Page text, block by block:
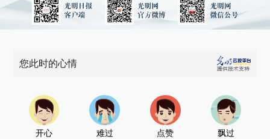
您此时的心情
开心 难过 点赞 飘过